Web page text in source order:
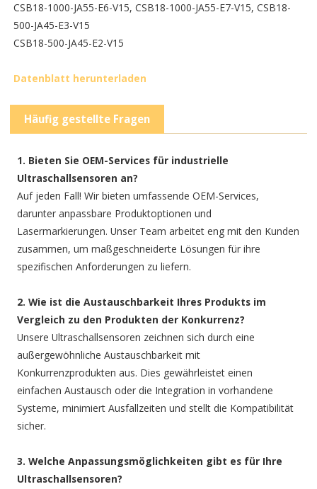
CSB18-1000-JA55-E6-V15, CSB18-1000-JA55-E7-V15, CSB18-
500-JA45-E3-V15
CSB18-500-JA45-E2-V15
Datenblatt herunterladen
Häufig gestellte Fragen
1. Bieten Sie OEM-Services für industrielle
Ultraschallsensoren an?
Auf jeden Fall! Wir bieten umfassende OEM-Services,
darunter anpassbare Produktoptionen und
Lasermarkierungen. Unser Team arbeitet eng mit den Kunden
zusammen, um maßgeschneiderte Lösungen für ihre
spezifischen Anforderungen zu liefern.
2. Wie ist die Austauschbarkeit Ihres Produkts im
Vergleich zu den Produkten der Konkurrenz?
Unsere Ultraschallsensoren zeichnen sich durch eine
außergewöhnliche Austauschbarkeit mit
Konkurrenzprodukten aus. Dies gewährleistet einen
einfachen Austausch oder die Integration in vorhandene
Systeme, minimiert Ausfallzeiten und stellt die Kompatibilität
sicher.
3. Welche Anpassungsmöglichkeiten gibt es für Ihre
Ultraschallsensoren?